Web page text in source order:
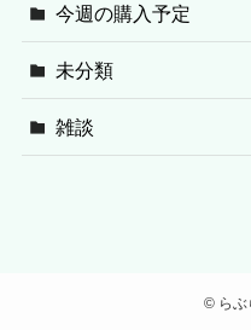
今週の購入予定
未分類
雑談
©らぶ